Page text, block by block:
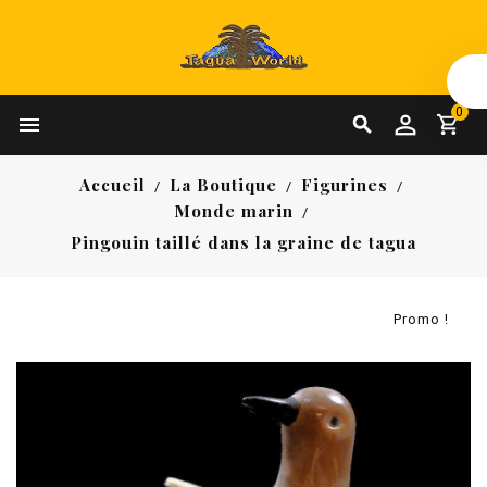

 0
Accueil La Boutique
Figurines
Monde marin
Pingouin taillé dans la graine de tagua
Promo !